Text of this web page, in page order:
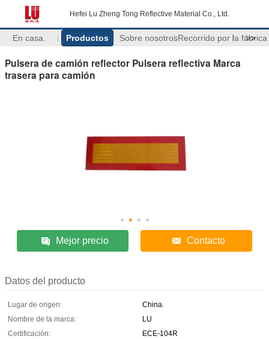
Hefei Lu Zheng Tong Reflective Material Co., Ltd.
En casa. Productos Sobre nosotrosRecorrido por la fábrica
>>
Pulsera de camión reflector Pulsera reflectiva Marca
trasera para camión
Mejor precio Contacto
Datos del producto
Lugar de origen:
China.
Nombre de la marca:
LU
Certificación:
ECE-104R